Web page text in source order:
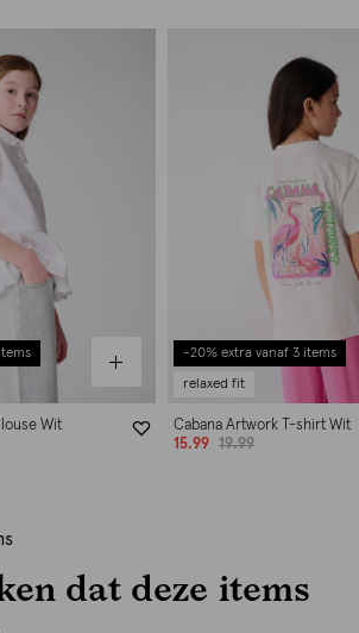
Wit
-20% extra vanaf 3 items
relaxed fit
Cabana Artwork T-shirt Wit
15.99
19.99
dat deze items